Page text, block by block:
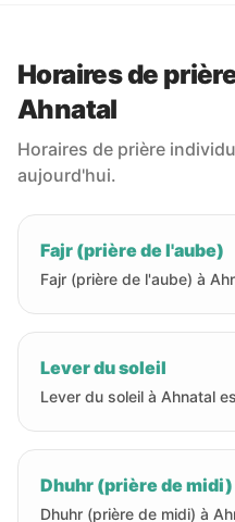
Horaires de
Ahnatal
Horaires de prière
aujourd'hui.
Fajr (prière de l'aube)
Fajr (prière de l'aube) à
Lever du soleil
Lever du soleil à Ahnatal
Dhuhr (prière de midi)
Dhuhr (prière de midi) à